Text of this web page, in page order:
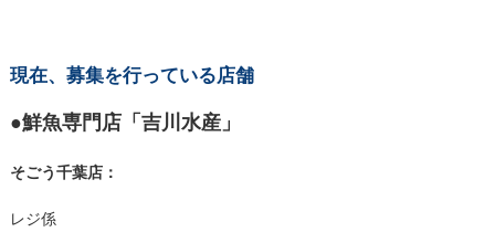
現在、募集を行っている店舗
●鮮魚専門店「吉川水産」
そごう千葉店：
レジ係